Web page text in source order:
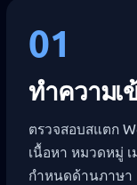
01
ทำความเ
ตรวจสอบสแตก
เนื้อหา หมวดหมู่
กำหนดด้านภาษา